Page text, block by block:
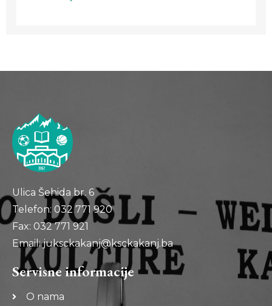
Ulica Šehida br. 6
Telefon: 032 771 920
Fax: 032 771 921
Email: juksckakanj@ksckakanj.ba
Servisne informacije
O nama